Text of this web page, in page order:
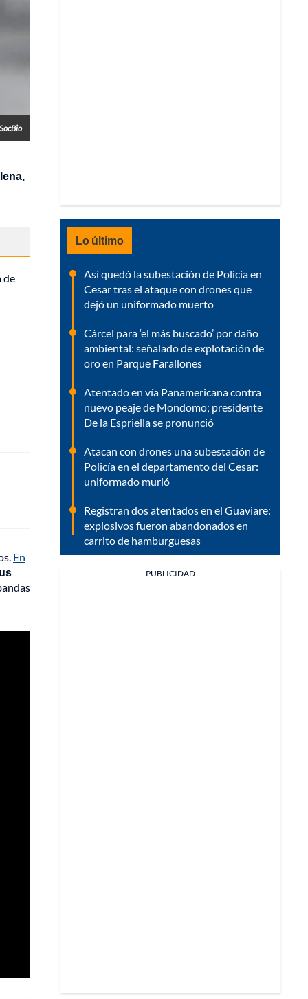
de
En
Lo último
Así quedó la subestación de Policía en
Cesar tras el ataque con drones que
dejó un uniformado muerto
Cárcel para ‘el más buscado’ por daño
ambiental: señalado de explotación de
oro en Parque Farallones
Atentado en vía Panamericana contra
nuevo peaje de Mondomo; presidente
De la Espriella se pronunció
Atacan con drones una subestación de
Policía en el departamento del Cesar:
uniformado murió
Registran dos atentados en el Guaviare:
explosivos fueron abandonados en
carrito de hamburguesas
PUBLICIDAD